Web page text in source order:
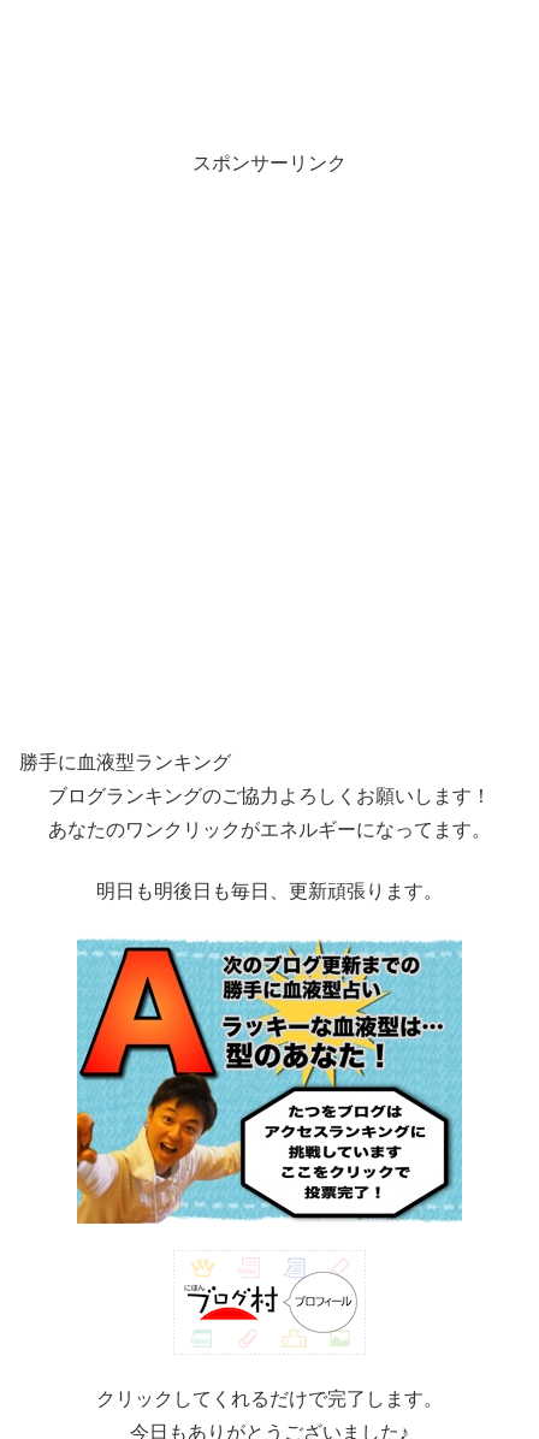
スポンサーリンク
勝手に血液型ランキング
ブログランキングのご協力よろしくお願いします！
あなたのワンクリックがエネルギーになってます。
明日も明後日も毎日、更新頑張ります。
クリックしてくれるだけで完了します。
今日もありがとうございました♪